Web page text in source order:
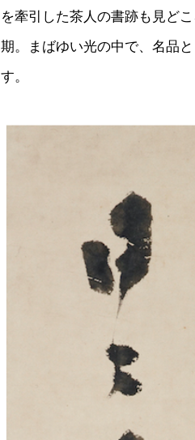
を牽引した茶人の書跡も見ど
期。まばゆい光の中で、名品
す。